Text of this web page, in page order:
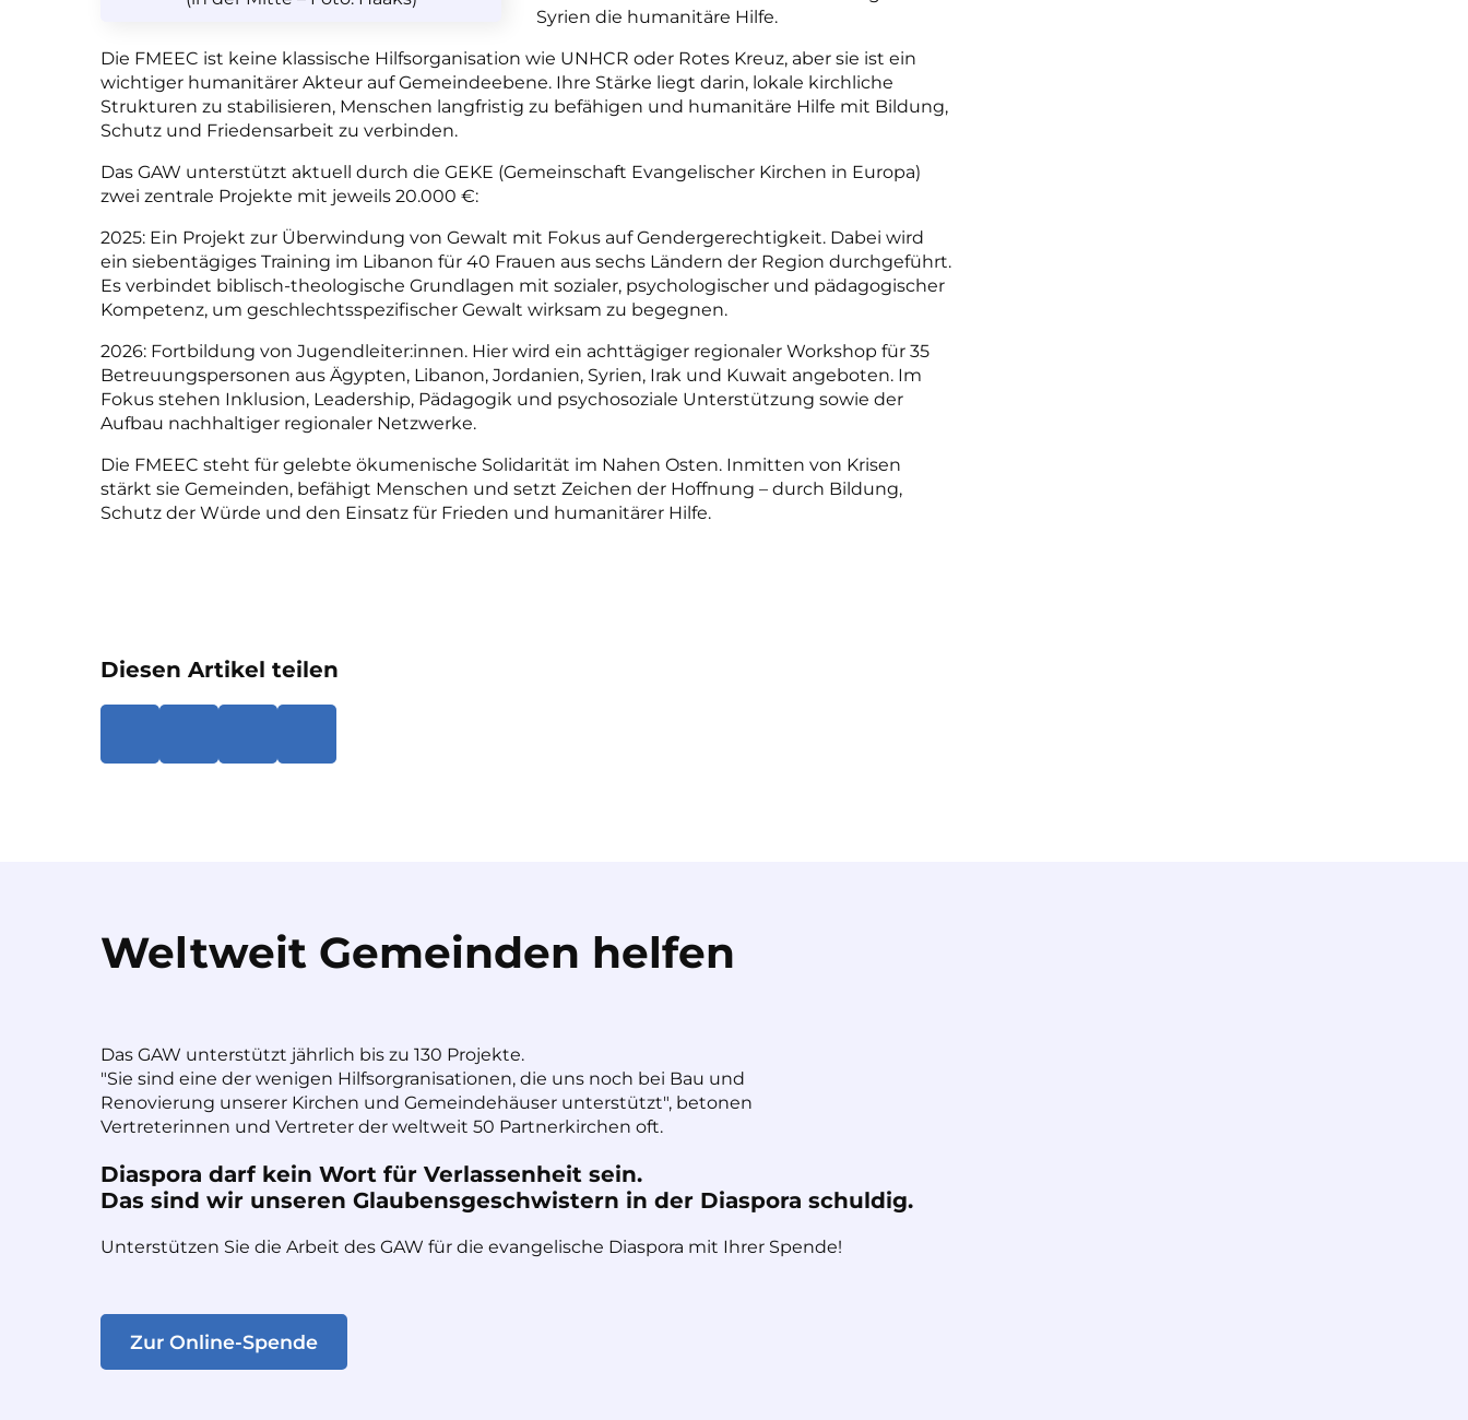
Syrien die humanitäre Hilfe.
Die FMEEC ist keine klassische Hilfsorganisation wie UNHCR oder Rotes Kreuz, aber sie ist ein
wichtiger humanitärer Akteur auf Gemeindeebene. Ihre Stärke liegt darin, lokale kirchliche
Strukturen zu stabilisieren, Menschen langfristig zu befähigen und humanitäre Hilfe mit Bildung,
Schutz und Friedensarbeit zu verbinden.
Das GAW unterstützt aktuell durch die GEKE (Gemeinschaft Evangelischer Kirchen in Europa)
zwei zentrale Projekte mit jeweils 20.000 €:
2025: Ein Projekt zur Überwindung von Gewalt mit Fokus auf Gendergerechtigkeit. Dabei wird
ein siebentägiges Training im Libanon für 40 Frauen aus sechs Ländern der Region durchgeführt.
Es verbindet biblisch-theologische Grundlagen mit sozialer, psychologischer und pädagogischer
Kompetenz, um geschlechtsspezifischer Gewalt wirksam zu begegnen.
2026: Fortbildung von Jugendleiter:innen. Hier wird ein achttägiger regionaler Workshop für 35
Betreuungspersonen aus Ägypten, Libanon, Jordanien, Syrien, Irak und Kuwait angeboten. Im
Fokus stehen Inklusion, Leadership, Pädagogik und psychosoziale Unterstützung sowie der
Aufbau nachhaltiger regionaler Netzwerke.
Die FMEEC steht für gelebte ökumenische Solidarität im Nahen Osten. Inmitten von Krisen
stärkt sie Gemeinden, befähigt Menschen und setzt Zeichen der Hoffnung – durch Bildung,
Schutz der Würde und den Einsatz für Frieden und humanitärer Hilfe.
Diesen Artikel teilen
Weltweit Gemeinden helfen
Das GAW unterstützt jährlich bis zu 130 Projekte.
"Sie sind eine der wenigen Hilfsorgranisationen, die uns noch bei Bau und
Renovierung unserer Kirchen und Gemeindehäuser unterstützt", betonen
Vertreterinnen und Vertreter der weltweit 50 Partnerkirchen oft.
Diaspora darf kein Wort für Verlassenheit sein.
Das sind wir unseren Glaubensgeschwistern in der Diaspora schuldig.
Unterstützen Sie die Arbeit des GAW für die evangelische Diaspora mit Ihrer Spende!
Zur Online-Spende